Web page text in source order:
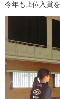
今年も上位入賞